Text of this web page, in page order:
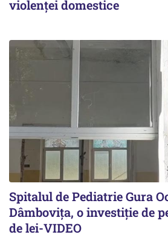
violenței domestice
Spitalul de Pediatrie Gura
Dâmbovița, o investiție de
de lei-VIDEO